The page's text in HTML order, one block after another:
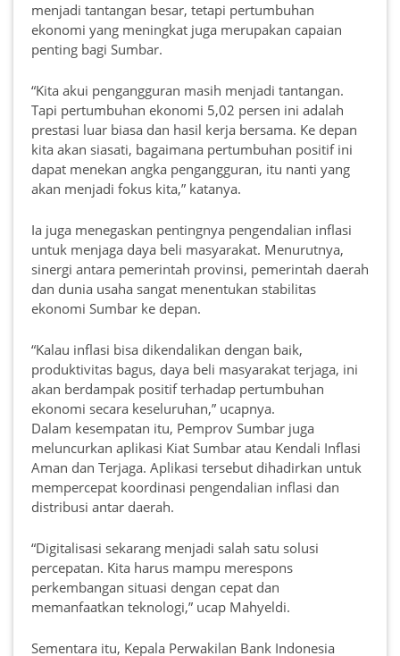
menjadi tantangan besar, tetapi pertumbuhan
ekonomi yang meningkat juga merupakan capaian
penting bagi Sumbar.
“Kita akui pengangguran masih menjadi tantangan.
Tapi pertumbuhan ekonomi 5,02 persen ini adalah
prestasi luar biasa dan hasil kerja bersama. Ke depan
kita akan siasati, bagaimana pertumbuhan positif ini
dapat menekan angka pengangguran, itu nanti yang
akan menjadi fokus kita,” katanya.
Ia juga menegaskan pentingnya pengendalian inflasi
untuk menjaga daya beli masyarakat. Menurutnya,
sinergi antara pemerintah provinsi, pemerintah daerah
dan dunia usaha sangat menentukan stabilitas
ekonomi Sumbar ke depan.
“Kalau inflasi bisa dikendalikan dengan baik,
produktivitas bagus, daya beli masyarakat terjaga, ini
akan berdampak positif terhadap pertumbuhan
ekonomi secara keseluruhan,” ucapnya.
Dalam kesempatan itu, Pemprov Sumbar juga
meluncurkan aplikasi Kiat Sumbar atau Kendali Inflasi
Aman dan Terjaga. Aplikasi tersebut dihadirkan untuk
mempercepat koordinasi pengendalian inflasi dan
distribusi antar daerah.
“Digitalisasi sekarang menjadi salah satu solusi
percepatan. Kita harus mampu merespons
perkembangan situasi dengan cepat dan
memanfaatkan teknologi,” ucap Mahyeldi.
Sementara itu, Kepala Perwakilan Bank Indonesia